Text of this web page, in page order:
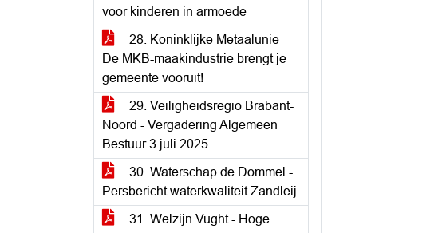
voor kinderen in armoede
28. Koninklijke Metaalunie -
De MKB-maakindustrie brengt je
gemeente vooruit!
29. Veiligheidsregio Brabant-
Noord - Vergadering Algemeen
Bestuur 3 juli 2025
30. Waterschap de Dommel -
Persbericht waterkwaliteit Zandleij
31. Welzijn Vught - Hoge